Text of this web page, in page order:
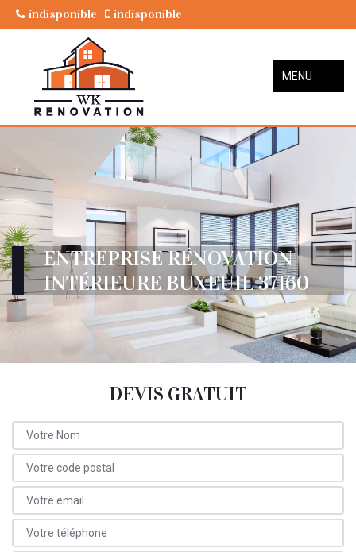
indisponible indisponible
MENU
ENTREPRISE RÉNOVATION
INTÉRIEURE BUXEUIL 37160
DEVIS GRATUIT